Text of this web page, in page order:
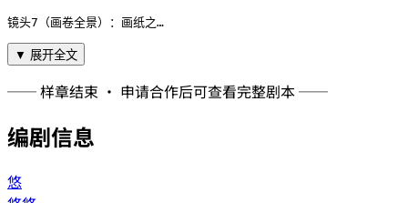
镜头7（画卷全景）：画纸之…
▼ 展开全文
── 样章结束 · 申请合作后可查看完整剧本 ──
编剧信息
悠